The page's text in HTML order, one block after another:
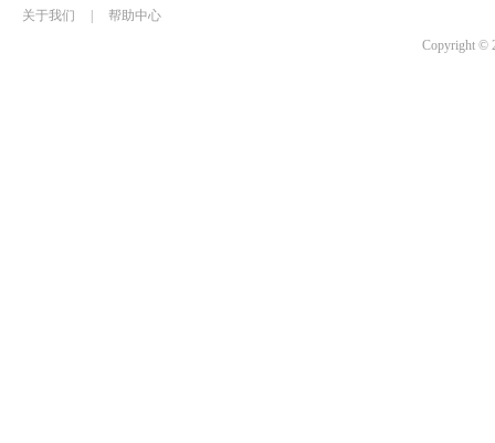
关于我们
帮助中心
Copyright ©